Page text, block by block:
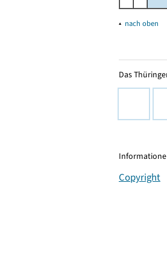
▴ nach oben
Das
Copyright